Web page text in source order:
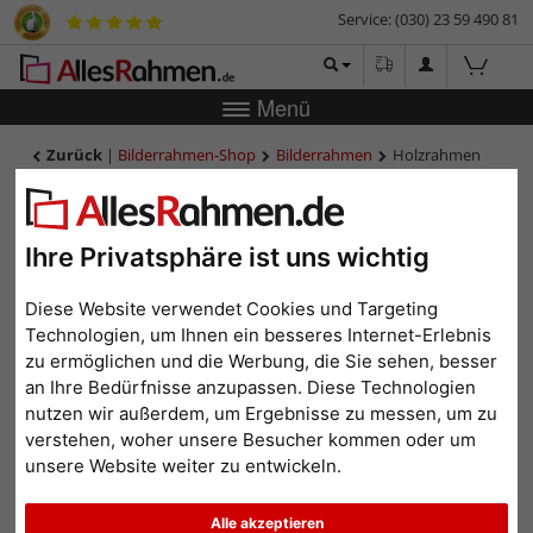
Ihre Privatsphäre ist uns wichtig
Diese Website verwendet Cookies und Targeting
Technologien, um Ihnen ein besseres Internet-Erlebnis
zu ermöglichen und die Werbung, die Sie sehen, besser
an Ihre Bedürfnisse anzupassen. Diese Technologien
nutzen wir außerdem, um Ergebnisse zu messen, um zu
verstehen, woher unsere Besucher kommen oder um
unsere Website weiter zu entwickeln.
Alle akzeptieren
Service: (030) 23 59 490 81
Menü
Zurück | Bilderrahmen-Shop Bilderrahmen
Holzrahmen
Holzrahmen Ketane